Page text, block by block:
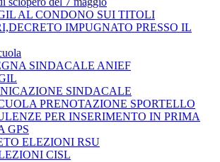
AL CONDONO SUI TITOLI
IMPUGNATO PRESSO IL
SINDACALE ANIEF
SINDACALE
PRENOTAZIONE SPORTELLO
PER INSERIMENTO IN PRIMA
GPS
ELEZIONI RSU
CISL